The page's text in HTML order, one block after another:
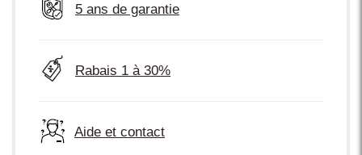
5 ans de garantie
Rabais 1 à 30%
Aide et contact